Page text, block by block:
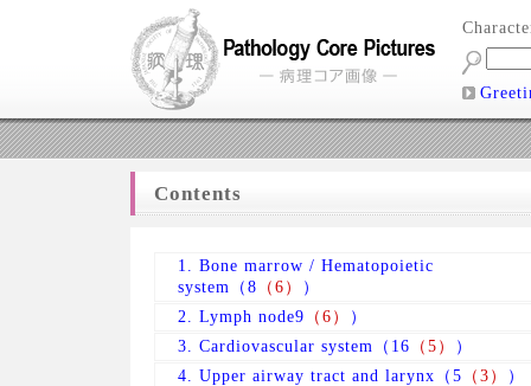
Contents
1. Bone marrow / Hematopoietic
system（8 （6）
）
2. Lymph node9 （6）
）
3. Cardiovascular system（16 （5）
）
4. Upper airway tract and larynx（5 （3）
）